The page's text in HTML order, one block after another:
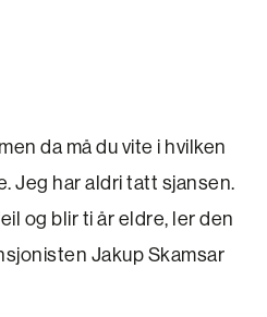
da må du vite i hvilken
Jeg har aldri tatt sjansen.
og blir ti år eldre, ler den
Jakup Skamsar